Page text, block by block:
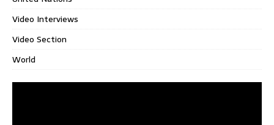
Video Interviews
Video Section
World